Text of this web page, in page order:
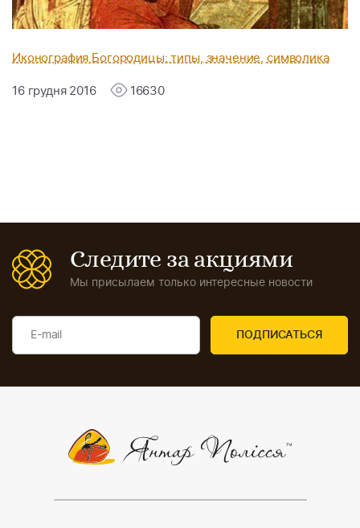
Иконография Богородицы: типы, значение, символика
16 грудня 2016 16630
Следите за акциями
Мы присылаем только интересные новости